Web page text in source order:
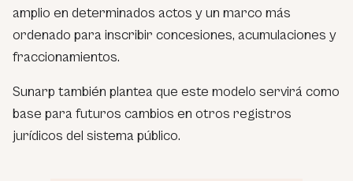
amplio en determinados actos y un marco más
ordenado para inscribir concesiones, acumulaciones y
fraccionamientos.
Sunarp también plantea que este modelo servirá como
base para futuros cambios en otros registros
jurídicos del sistema público.